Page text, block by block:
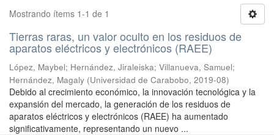
Mostrando ítems 1-1 de 1
Tierras raras, un valor oculto en los residuos de
aparatos eléctricos y electrónicos (RAEE)
López, Maybel; Hernández, Jiraleiska; Villanueva, Samuel;
Hernández, Magaly (Universidad de Carabobo, 2019-08)
Debido al crecimiento económico, la innovación tecnológica y la
expansión del mercado, la generación de los residuos de
aparatos eléctricos y electrónicos (RAEE) ha aumentado
significativamente, representando un nuevo ...